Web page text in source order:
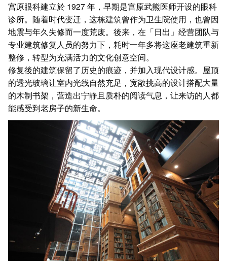
宫原眼科建立於 1927 年，早期是宫原武熊医师开设的眼科
诊所。随着时代变迁，这栋建筑曾作为卫生院使用，也曾因
地震与年久失修而一度荒废。後来，在「日出」经营团队与
专业建筑修复人员的努力下，耗时一年多将这座老建筑重新
整修，转型为充满活力的文化创意空间。
修复後的建筑保留了历史的痕迹，并加入现代设计感。屋顶
的透光玻璃让室内光线自然充足，宽敞挑高的设计搭配大量
的木制书架，营造出宁静且质朴的阅读气息，让来访的人都
能感受到老房子的新生命。